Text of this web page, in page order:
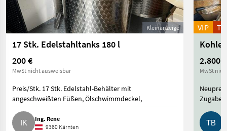
Kleinanzeige
17 Stk. Edelstahltanks 180 l
200 €
MwSt nicht ausweisbar
Preis/Stk. 17 Stk. Edelstahl-Behälter mit
angeschweißten Füßen, Ölschwimmdeckel,
Ing. Rene
9360 Kärnten
VIP
2.800 €
MwSt
Zugabe